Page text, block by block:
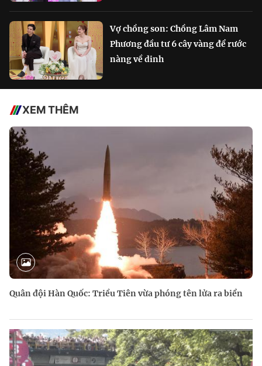
Vợ chồng son: Chồng Lâm Nam
Phương đầu tư 6 cây vàng để rước
nàng về dinh
XEM THÊM
Quân đội Hàn Quốc: Triều Tiên vừa phóng tên lửa ra biển